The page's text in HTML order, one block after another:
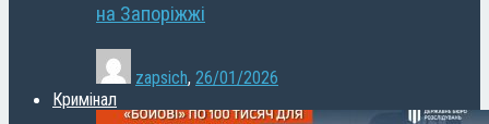
на Запоріжжі
zapsich, 26/01/2026
Кримінал